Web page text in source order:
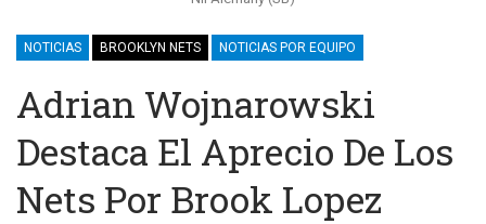
NOTICIAS BROOKLYN NETS NOTICIAS POR EQUIPO
Adrian Wojnarowski
Destaca El Aprecio De Los
Nets Por Brook Lopez